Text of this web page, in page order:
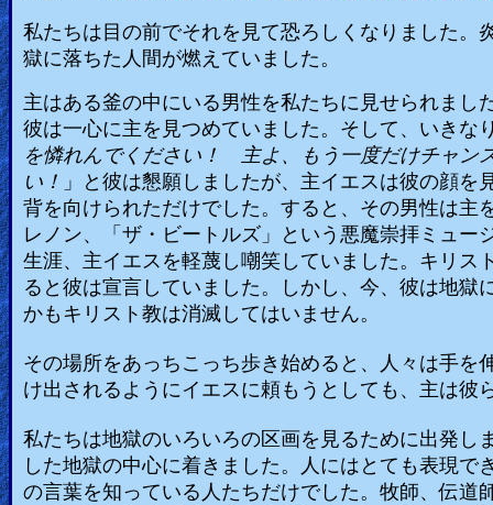
Other
Languages
Contact/Feedback/Donate
Follow
us
Social
Media
PDF
Books
Random
Video
私たちは目の前でそれを見て恐ろしくなりました
獄に落ちた人間が燃えていました。
主はある釜の中にいる男性を私たちに見せられまし
彼は一心に主を見つめていました。そして、いきな
を憐れんでください！ 主よ、もう一度だけチャン
い！ 」と彼は懇願しましたが、主イエスは彼の顔
背を向けられただけでした。すると、その男性は主
レノン、「ザ・ビートルズ」という悪魔崇拝ミュ
生涯、主イエスを軽蔑し嘲笑していました。キリス
ると彼は宣言していました。しかし、今、彼は地
かもキリスト教は消滅してはいません。
その場所をあっちこっち歩き始めると、人々は手を
け出されるようにイエスに頼もうとしても、主は彼
私たちは地獄のいろいろの区画を見るために出発
した地獄の中心に着きました。人にはとても表現
の言葉を知っている人たちだけでした。牧師、伝